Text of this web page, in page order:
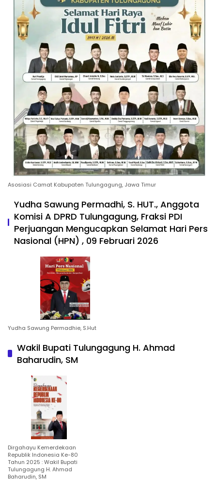
Asosiasi Camat Kabupaten Tulungagung, Jawa Timur
Yudha Sawung Permadhi, S. HUT., Anggota
Komisi A DPRD Tulungagung, Fraksi PDI
Perjuangan Mengucapkan Selamat Hari Pers
Nasional (HPN) , 09 Februari 2026
Yudha Sawung Permadhie, S.Hut
Wakil Bupati Tulungagung H. Ahmad
Baharudin, SM
Dirgahayu Kemerdekaan
Republik Indonesia Ke-80
Tahun 2025 : Wakil Bupati
Tulungagung H. Ahmad
Baharudin, SM